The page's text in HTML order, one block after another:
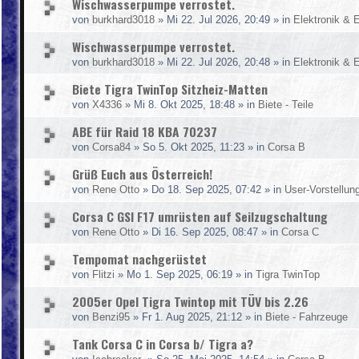
Wischwasserpumpe verrostet.
von burkhard3018 » Mi 22. Jul 2026, 20:49 » in Elektronik &
Wischwasserpumpe verrostet.
von burkhard3018 » Mi 22. Jul 2026, 20:48 » in Elektronik &
Biete Tigra TwinTop Sitzheiz-Matten
von X4336 » Mi 8. Okt 2025, 18:48 » in Biete - Teile
ABE für Raid 18 KBA 70237
von Corsa84 » So 5. Okt 2025, 11:23 » in Corsa B
Grüß Euch aus Österreich!
von Rene Otto » Do 18. Sep 2025, 07:42 » in User-
Corsa C GSI F17 umrüsten auf Seilzugschaltung
von Rene Otto » Di 16. Sep 2025, 08:47 » in Corsa C
Tempomat nachgerüstet
von Flitzi » Mo 1. Sep 2025, 06:19 » in Tigra TwinTop
2005er Opel Tigra Twintop mit TÜV bis 2.26
von Benzi95 » Fr 1. Aug 2025, 21:12 » in Biete - Fahrzeuge
Tank Corsa C in Corsa b/ Tigra a?